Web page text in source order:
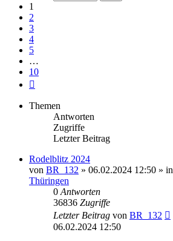
1
2
3
4
5
…
10
Themen
Antworten
Zugriffe
Letzter Beitrag
Rodelblitz 2024
von BR_132 » 06.02.2024 12:50 » in
Thüringen
0 Antworten
36836 Zugriffe
Letzter Beitrag von BR_132
06.02.2024 12:50